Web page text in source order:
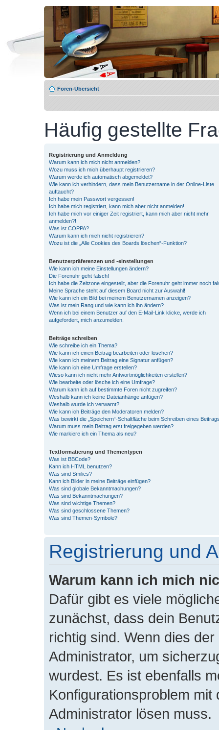
Foren-Übersicht
Häufig gestellte
Registrierung und Anmeldung
Warum kann ich mich nicht anmelden?
Wozu muss ich mich überhaupt registrieren?
Warum werde ich automatisch abgemeldet?
Wie kann ich verhindern, dass mein Benutzername in der Online-Liste
auftaucht?
Ich habe mein Passwort vergessen!
Ich habe mich registriert, kann mich aber nicht anmelden!
Ich habe mich vor einiger Zeit registriert, kann mich aber nicht mehr
anmelden?!
Was ist COPPA?
Warum kann ich mich nicht registrieren?
Wozu ist die „Alle Cookies des Boards löschen“-Funktion?
Benutzerpräferenzen und -einstellungen
Wie kann ich meine Einstellungen ändern?
Die Forenuhr geht falsch!
Ich habe die Zeitzone eingestellt, aber die Forenuhr geht immer noch
Meine Sprache steht auf diesem Board nicht zur Auswahl!
Wie kann ich ein Bild bei meinem Benutzernamen anzeigen?
Was ist mein Rang und wie kann ich ihn ändern?
Wenn ich bei einem Benutzer auf den E-Mail-Link klicke, werde ich
aufgefordert, mich anzumelden.
Beiträge schreiben
Wie schreibe ich ein Thema?
Wie kann ich einen Beitrag bearbeiten oder löschen?
Wie kann ich meinem Beitrag eine Signatur anfügen?
Wie kann ich eine Umfrage erstellen?
Wieso kann ich nicht mehr Antwortmöglichkeiten erstellen?
Wie bearbeite oder lösche ich eine Umfrage?
Warum kann ich auf bestimmte Foren nicht zugreifen?
Weshalb kann ich keine Dateianhänge anfügen?
Weshalb wurde ich verwarnt?
Wie kann ich Beiträge den Moderatoren melden?
Was bewirkt die „Speichern“-Schaltfläche beim Schreiben eines
Warum muss mein Beitrag erst freigegeben werden?
Wie markiere ich ein Thema als neu?
Textformatierung und Thementypen
Was ist BBCode?
Kann ich HTML benutzen?
Was sind Smilies?
Kann ich Bilder in meine Beiträge einfügen?
Was sind globale Bekanntmachungen?
Was sind Bekanntmachungen?
Was sind wichtige Themen?
Was sind geschlossene Themen?
Was sind Themen-Symbole?
Registrierung und
Warum kann ich mich
Dafür gibt es viele
zunächst, dass dein
richtig sind. Wenn dies
Administrator, um
wurdest. Es ist ebenfalls
Konfigurationsproblem
Administrator lösen muss.